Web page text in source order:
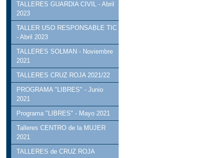
TALLERES GUARDIA CIVIL - Abril
2023
TALLER USO RESPONSABLE TIC
- Abril 2023
TALLERES SOLMAN - Noviembre
2021
TALLERES CRUZ ROJA 2021/22
PROGRAMA "LIBRES" - Junio
2021
Programa "LIBRES" - Mayo 2021
Talleres CENTRO de la MUJER
2021
TALLERES de CRUZ ROJA